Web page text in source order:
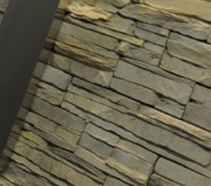
A
agcom A